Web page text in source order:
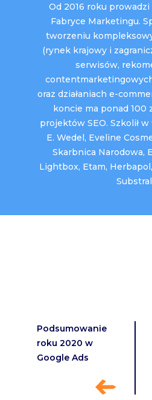
Od 2016 roku prowadzi
Fabryce Marketingu.
tworzeniu
(rynek krajowy i
serwisów,
oraz działaniach e-
koncie ma ponad 100
projektów SEO. Szkolił
E. Wedel, Eveline
Skarbnica Narodowa,
Lightbox, Etam,
Podsumowanie
roku 2020 w
Google Ads